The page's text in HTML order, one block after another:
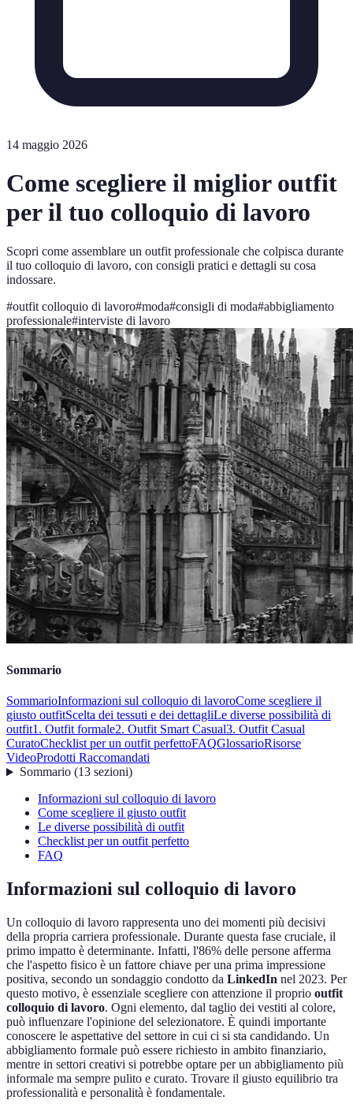
14 maggio 2026
Come scegliere il miglior outfit
per il tuo colloquio di lavoro
Scopri come assemblare un outfit professionale che colpisca durante
il tuo colloquio di lavoro, con consigli pratici e dettagli su cosa
indossare.
#outfit colloquio di lavoro#moda#consigli di moda#abbigliamento
professionale#interviste di lavoro
Sommario
SommarioInformazioni sul colloquio di lavoroCome scegliere il
giusto outfitScelta dei tessuti e dei dettagliLe diverse possibilità di
outfit1. Outfit formale2. Outfit Smart Casual3. Outfit Casual
CuratoChecklist per un outfit perfettoFAQGlossarioRisorse
VideoProdotti Raccomandati
Sommario(13 sezioni)
Informazioni sul colloquio di lavoro
Come scegliere il giusto outfit
Le diverse possibilità di outfit
Checklist per un outfit perfetto
FAQ
Informazioni sul colloquio di lavoro
Un colloquio di lavoro rappresenta uno dei momenti più decisivi
della propria carriera professionale. Durante questa fase cruciale, il
primo impatto è determinante. Infatti, l'86% delle persone afferma
che l'aspetto fisico è un fattore chiave per una prima impressione
positiva, secondo un sondaggio condotto da LinkedIn nel 2023. Per
questo motivo, è essenziale scegliere con attenzione il proprio outfit
colloquio di lavoro. Ogni elemento, dal taglio dei vestiti al colore,
può influenzare l'opinione del selezionatore. È quindi importante
conoscere le aspettative del settore in cui ci si sta candidando. Un
abbigliamento formale può essere richiesto in ambito finanziario,
mentre in settori creativi si potrebbe optare per un abbigliamento più
informale ma sempre pulito e curato. Trovare il giusto equilibrio tra
professionalità e personalità è fondamentale.